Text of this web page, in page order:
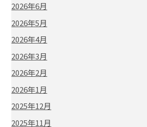
2026年6月
2026年5月
2026年4月
2026年3月
2026年2月
2026年1月
2025年12月
2025年11月